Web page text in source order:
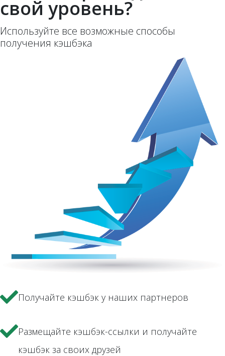
свой уровень?
Используйте все возможные способы
получения кэшбэка
Получайте кэшбэк у наших партнеров
Размещайте кэшбэк-ссылки и получайте
кэшбэк за своих друзей